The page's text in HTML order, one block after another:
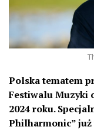
Polska tematem
Festiwalu Muzyki
2024 roku.
Philharmonic” już